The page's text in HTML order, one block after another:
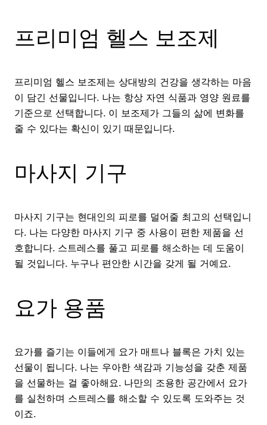
프리미엄 헬스 보조제
프리미엄 헬스 보조제는 상대방의 건강을 생각하는 마음
이 담긴 선물입니다. 나는 항상 자연 식품과 영양 원료를
기준으로 선택합니다. 이 보조제가 그들의 삶에 변화를
줄 수 있다는 확신이 있기 때문입니다.
마사지 기구
마사지 기구는 현대인의 피로를 덜어줄 최고의 선택입니
다. 나는 다양한 마사지 기구 중 사용이 편한 제품을 선
호합니다. 스트레스를 풀고 피로를 해소하는 데 도움이
될 것입니다. 누구나 편안한 시간을 갖게 될 거예요.
요가 용품
요가를 즐기는 이들에게 요가 매트나 블록은 가치 있는
선물이 됩니다. 나는 우아한 색감과 기능성을 갖춘 제품
을 선물하는 걸 좋아해요. 나만의 조용한 공간에서 요가
를 실천하며 스트레스를 해소할 수 있도록 도와주는 것
이죠.